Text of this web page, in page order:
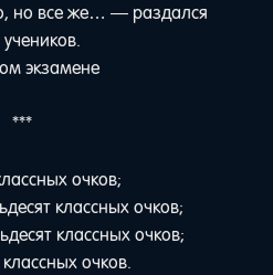
но все же… — раздался
экзамене
***
очков;
классных очков;
классных очков;
очков.